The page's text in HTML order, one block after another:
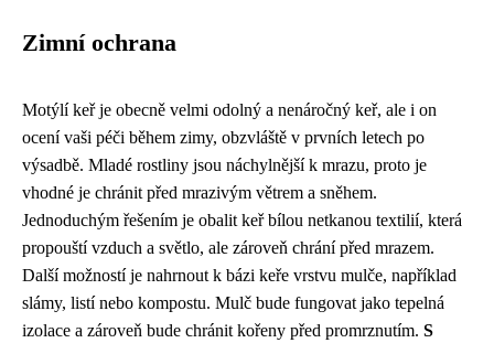
Zimní ochrana
Motýlí keř je obecně velmi odolný a nenáročný keř, ale i on
ocení vaši péči během zimy, obzvláště v prvních letech po
výsadbě. Mladé rostliny jsou náchylnější k mrazu, proto je
vhodné je chránit před mrazivým větrem a sněhem.
Jednoduchým řešením je obalit keř bílou netkanou textilií, která
propouští vzduch a světlo, ale zároveň chrání před mrazem.
Další možností je nahrnout k bázi keře vrstvu mulče, například
slámy, listí nebo kompostu. Mulč bude fungovat jako tepelná
izolace a zároveň bude chránit kořeny před promrznutím. S